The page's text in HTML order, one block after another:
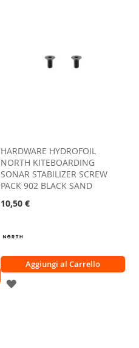
HARDWARE HYDROFOIL
NORTH KITEBOARDING
SONAR STABILIZER SCREW
PACK 902 BLACK SAND
10,50 €
Aggiungi al Carrello
AGGIUNGI